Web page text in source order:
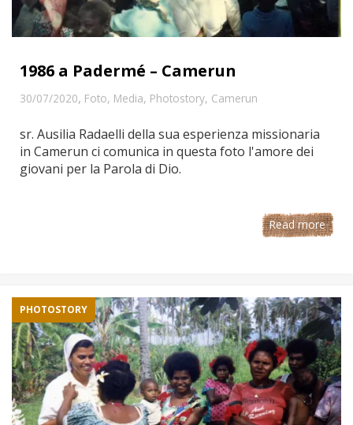
1986 a Padermé – Camerun
30/07/2020, Foto, Media, Photostory, Camerun
sr. Ausilia Radaelli della sua esperienza missionaria
in Camerun ci comunica in questa foto l'amore dei
giovani per la Parola di Dio.
Read more
PHOTOSTORY